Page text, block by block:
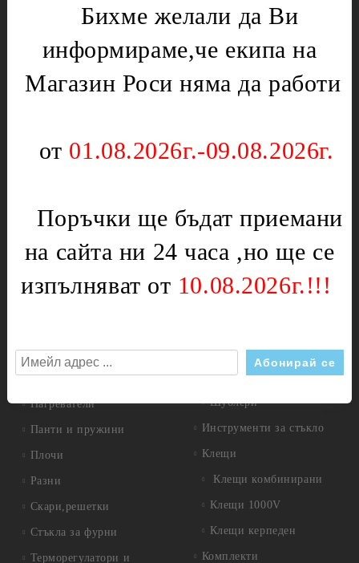
Нагреватели
Подложки,водачи,кръстачки,обръчи
Чинии
Ключове
Терморегулатори
Печки,фурни и плотове
Вентилатори за
Ключове
Крушки
Нагреватели
Панти и пружини
Плочи
Разни
Скари,решетки
Стъкла за фурни
Терморегулатори и
Мембрани
Скари
Уреди за кухнята
Чушкопеци
Инструменти
Дискове за метал
Измервателни инструменти
Шублери
Инструменти за стъкло
Клещи
Клещи комбинирани
Клещи 1000V
Клещи керпеден
Комплекти
Бихме желали да Ви
информираме,че екипа на
Магазин Роси няма да работи
от 01.08.2026г.-09.08.2026г.
Поръчки ще бъдат приемани
на сайта ни 24 часа ,но ще се
изпълняват от 10.08.2026г.!!!